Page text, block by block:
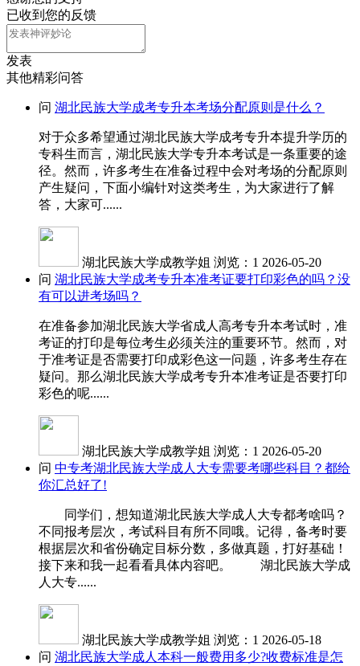
已收到您的反馈
发表
其他精彩问答
问 湖北民族大学成考专升本考场分配原则是什么？
对于众多希望通过湖北民族大学成考专升本提升学历的
专科生而言，湖北民族大学专升本考试是一条重要的途
径。然而，许多考生在准备过程中会对考场的分配原则
产生疑问，下面小编针对这类考生，为大家进行了解
答，大家可......
湖北民族大学成教学姐 浏览：1 2026-05-20
问 湖北民族大学成考专升本准考证要打印彩色的吗？没
有可以进考场吗？
在准备参加湖北民族大学省成人高考专升本考试时，准
考证的打印是每位考生必须关注的重要环节。然而，对
于准考证是否需要打印成彩色这一问题，许多考生存在
疑问。那么湖北民族大学成考专升本准考证是否要打印
彩色的呢......
湖北民族大学成教学姐 浏览：1 2026-05-20
问 中专考湖北民族大学成人大专需要考哪些科目？都给
你汇总好了!
同学们，想知道湖北民族大学成人大专都考啥吗？
不同报考层次，考试科目有所不同哦。记得，备考时要
根据层次和省份确定目标分数，多做真题，打好基础！
接下来和我一起看看具体内容吧。 湖北民族大学成
人大专......
湖北民族大学成教学姐 浏览：1 2026-05-18
问 湖北民族大学成人本科一般费用多少?收费标准是怎